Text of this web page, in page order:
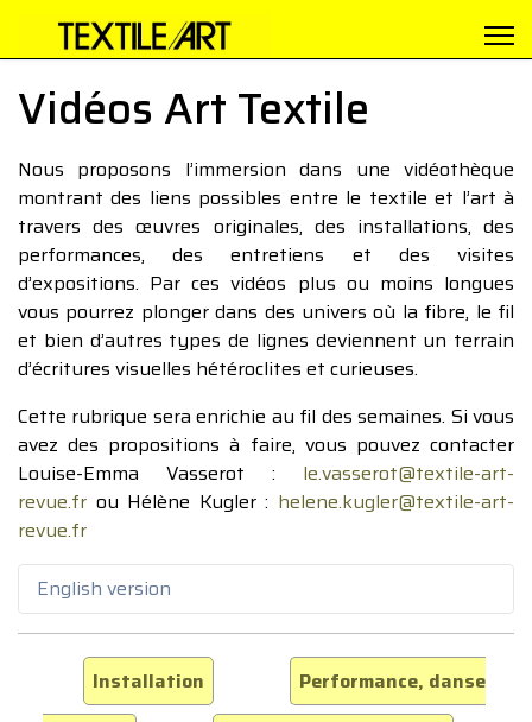
Vidéos Art Textile
Nous proposons l’immersion dans une vidéothèque
montrant des liens possibles entre le textile et l’art à
travers des œuvres originales, des installations, des
performances, des entretiens et des visites
d’expositions. Par ces vidéos plus ou moins longues
vous pourrez plonger dans des univers où la fibre, le fil
et bien d’autres types de lignes deviennent un terrain
d’écritures visuelles hétéroclites et curieuses.
Cette rubrique sera enrichie au fil des semaines. Si vous
avez des propositions à faire, vous pouvez contacter
Louise-Emma Vasserot : le.vasserot@textile-art-
revue.fr ou Hélène Kugler : helene.kugler@textile-art-
revue.fr
English version
Installation
Performance, danse